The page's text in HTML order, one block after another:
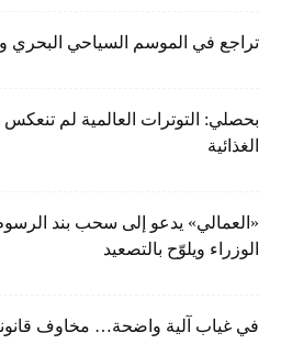
تراجع في الموسم السياحي البحري
بحصلي: التوترات العالمية لم
الغذائية
«العمالي» يدعو إلى سحب بند
الوزراء ويلوّح بالتصعيد
في غياب آلية واضحة… مخاوف